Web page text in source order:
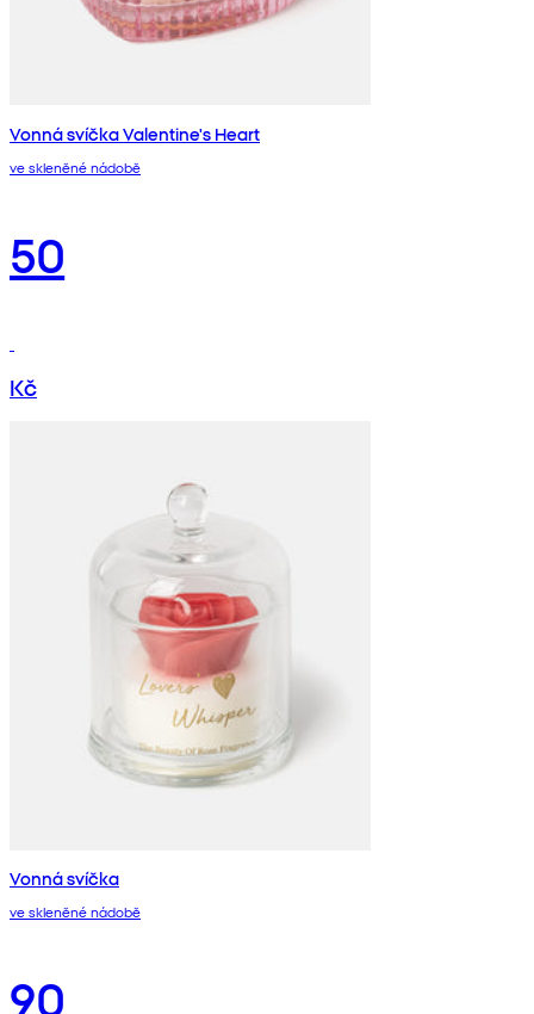
Vonná svíčka Valentine's Heart
ve skleněné nádobě
50
Kč
Vonná svíčka
ve skleněné nádobě
90